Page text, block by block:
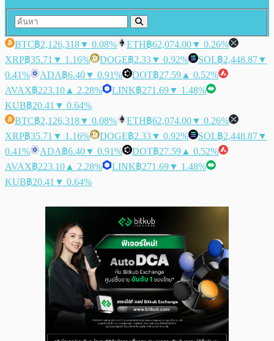
BTC฿2,126,318▼ 0.08% ETH฿62,074.00▼ 0.26%
XRP฿35.71 ▼ 1.16% DOGE฿2.33▼ 0.92% SOL฿2,448.87▼
0.41%
ADA฿6.40▼ 0.91% DOT฿27.59 ▲ 0.52%
AVAX฿223.10 ▲ 2.28% LINK฿271.69▼ 1.48%
KUB฿20.41 ▼ 0.64%
BTC฿2,126,318▼ 0.08% ETH฿62,074.00▼ 0.26%
XRP฿35.71 ▼ 1.16% DOGE฿2.33▼ 0.92% SOL฿2,448.87▼
0.41%
ADA฿6.40▼ 0.91% DOT฿27.59 ▲ 0.52%
AVAX฿223.10 ▲ 2.28% LINK฿271.69▼ 1.48%
KUB฿20.41 ▼ 0.64%